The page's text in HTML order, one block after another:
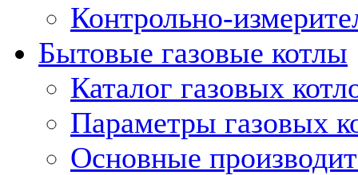
Контрольно-
Бытовые газовые котлы
Каталог газовых
Параметры газовых
Основные